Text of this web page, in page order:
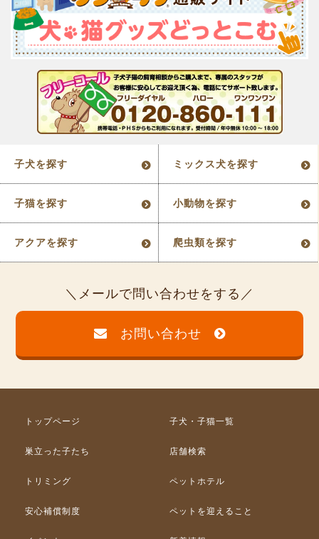
子犬を探す ミックス犬を探す
子猫を探す 小動物を探す
アクアを探す 爬虫類を探す
メールで問い合わせをする
お問い合わせ
トップページ 子犬・子猫一覧
巣立った子たち 店舗検索
トリミング ペットホテル
安心補償制度 ペットを迎えること